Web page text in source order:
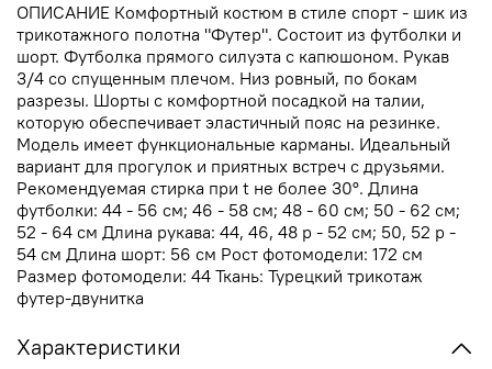
ОПИСАНИЕ Комфортный костюм в стиле спорт - шик из
трикотажного полотна "Футер". Состоит из футболки и
шорт. Футболка прямого силуэта с капюшоном. Рукав
3/4 со спущенным плечом. Низ ровный, по бокам
разрезы. Шорты с комфортной посадкой на талии,
которую обеспечивает эластичный пояс на резинке.
Модель имеет функциональные карманы. Идеальный
вариант для прогулок и приятных встреч с друзьями.
Рекомендуемая стирка при t не более 30°. Длина
футболки: 44 - 56 см; 46 - 58 см; 48 - 60 см; 50 - 62 см;
52 - 64 см Длина рукава: 44, 46, 48 р - 52 см; 50, 52 р -
54 см Длина шорт: 56 см Рост фотомодели: 172 см
Размер фотомодели: 44 Ткань: Турецкий трикотаж
футер-двунитка
Характеристики